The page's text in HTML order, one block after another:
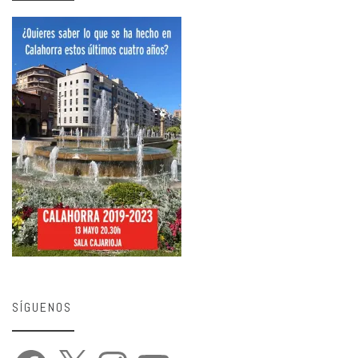
SÍGUENOS
Facebook Instagram YouTube